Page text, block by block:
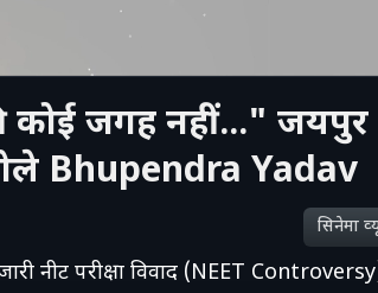
कोई जगह नहीं..." जयपुर
Bhupendra Yadav
सिनेमा
नीट परीक्षा विवाद (NEET